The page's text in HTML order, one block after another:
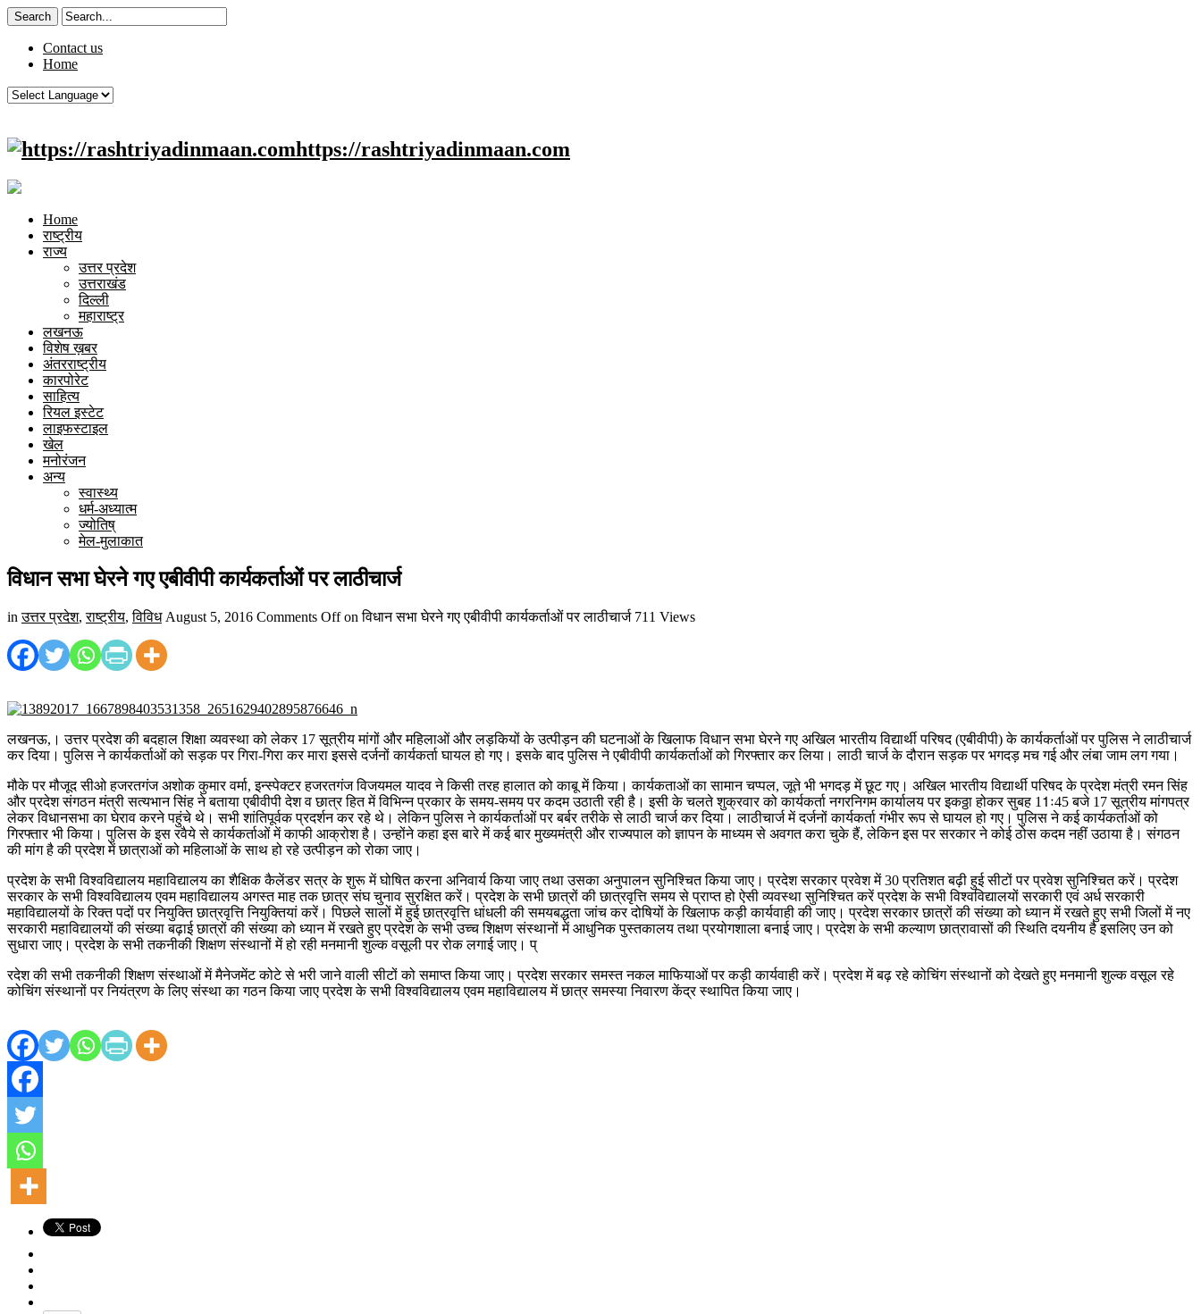
Contact us
Home
https://rashtriyadinmaan.com
Home
राष्ट्रीय
राज्य
उत्तर प्रदेश
उत्तराखंड
दिल्ली
महाराष्ट्र
लखनऊ
विशेष ख़बर
अंतरराष्ट्रीय
कारपोरेट
साहित्य
रियल इस्टेट
लाइफस्टाइल
खेल
मनोरंजन
अन्य
स्वास्थ्य
धर्म-अध्यात्म
ज्योतिष्
मेल-मुलाकात
विधान सभा घेरने गए एबीवीपी कार्यकर्ताओं पर लाठीचार्ज
inउत्तर प्रदेश,राष्ट्रीय,विविध August 5, 2016 Comments Offon विधान सभा घेरने गए एबीवीपी कार्यकर्ताओं पर लाठीचार्ज 711 Views
लखनऊ,। उत्तर प्रदेश की बदहाल शिक्षा व्यवस्था को लेकर 17 सूत्रीय मांगों और महिलाओं और लड़कियों के उत्पीड़न की घटनाओं के खिलाफ विधान सभा घेरने गए अखिल भारतीय विद्यार्थी परिषद (एबीवीपी) के कार्यकर्ताओं पर पुलिस ने लाठीचार्ज
कर दिया। पुलिस ने कार्यकर्ताओं को सड़क पर गिरा-गिरा कर मारा इससे दर्जनों कार्यकर्ता घायल हो गए। इसके बाद पुलिस ने एबीवीपी कार्यकर्ताओं को गिरफ्तार कर लिया। लाठी चार्ज के दौरान सड़क पर भगदड़ मच गई और लंबा जाम लग गया।
मौके पर मौजूद सीओ हजरतगंज अशोक कुमार वर्मा, इन्स्पेक्टर हजरतगंज विजयमल यादव ने किसी तरह हालात को काबू में किया। कार्यकताओं का सामान चप्पल, जूते भी भगदड़ में छूट गए। अखिल भारतीय विद्यार्थी परिषद के प्रदेश मंत्री रमन सिंह
और प्रदेश संगठन मंत्री सत्यभान सिंह ने बताया एबीवीपी देश व छात्र हित में विभिन्न प्रकार के समय-समय पर कदम उठाती रही है। इसी के चलते शुक्रवार को कार्यकर्ता नगरनिगम कार्यालय पर इकठ्ठा होकर सुबह 11ः45 बजे 17 सूत्रीय मांगपत्र
लेकर विधानसभा का घेराव करने पहुंचे थे। सभी शांतिपूर्वक प्रदर्शन कर रहे थे। लेकिन पुलिस ने कार्यकर्ताओं पर बर्बर तरीके से लाठी चार्ज कर दिया। लाठीचार्ज में दर्जनों कार्यकर्ता गंभीर रूप से घायल हो गए। पुलिस ने कई कार्यकर्ताओं को
गिरफ्तार भी किया। पुलिस के इस रवैये से कार्यकर्ताओं में काफी आक्रोश है। उन्होंने कहा इस बारे में कई बार मुख्यमंत्री और राज्यपाल को ज्ञापन के माध्यम से अवगत करा चुके हैं, लेकिन इस पर सरकार ने कोई ठोस कदम नहीं उठाया है। संगठन
की मांग है की प्रदेश में छात्राओं को महिलाओं के साथ हो रहे उत्पीड़न को रोका जाए।
प्रदेश के सभी विश्वविद्यालय महाविद्यालय का शैक्षिक कैलेंडर सत्र के शुरू में घोषित करना अनिवार्य किया जाए तथा उसका अनुपालन सुनिश्चित किया जाए। प्रदेश सरकार प्रवेश में 30 प्रतिशत बढ़ी हुई सीटों पर प्रवेश सुनिश्चित करें। प्रदेश
सरकार के सभी विश्वविद्यालय एवम महाविद्यालय अगस्त माह तक छात्र संघ चुनाव सुरक्षित करें। प्रदेश के सभी छात्रों की छात्रवृत्ति समय से प्राप्त हो ऐसी व्यवस्था सुनिश्चित करें प्रदेश के सभी विश्वविद्यालयों सरकारी एवं अर्ध सरकारी
महाविद्यालयों के रिक्त पदों पर नियुक्ति छात्रवृत्ति नियुक्तियां करें। पिछले सालों में हुई छात्रवृत्ति धांधली की समयबद्धता जांच कर दोषियों के खिलाफ कड़ी कार्यवाही की जाए। प्रदेश सरकार छात्रों की संख्या को ध्यान में रखते हुए सभी जिलों में नए
सरकारी महाविद्यालयों की संख्या बढ़ाई छात्रों की संख्या को ध्यान में रखते हुए प्रदेश के सभी उच्च शिक्षण संस्थानों में आधुनिक पुस्तकालय तथा प्रयोगशाला बनाई जाए। प्रदेश के सभी कल्याण छात्रावासों की स्थिति दयनीय है इसलिए उन को
सुधारा जाए। प्रदेश के सभी तकनीकी शिक्षण संस्थानों में हो रही मनमानी शुल्क वसूली पर रोक लगाई जाए। प्
रदेश की सभी तकनीकी शिक्षण संस्थाओं में मैनेजमेंट कोटे से भरी जाने वाली सीटों को समाप्त किया जाए। प्रदेश सरकार समस्त नकल माफियाओं पर कड़ी कार्यवाही करें। प्रदेश में बढ़ रहे कोचिंग संस्थानों को देखते हुए मनमानी शुल्क वसूल रहे
कोचिंग संस्थानों पर नियंत्रण के लिए संस्था का गठन किया जाए प्रदेश के सभी विश्वविद्यालय एवम महाविद्यालय में छात्र समस्या निवारण केंद्र स्थापित किया जाए।